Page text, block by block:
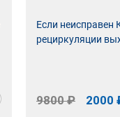
Если неисправен
рециркуляции
9800 ₽ 2000